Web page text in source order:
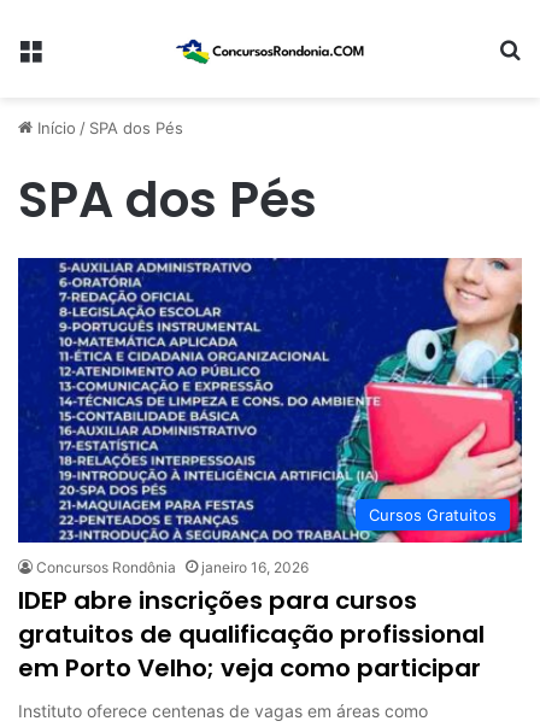
Menu
Início / SPA dos Pés
SPA dos Pés
Cursos Gratuitos
Concursos Rondônia janeiro 16, 2026
IDEP abre inscrições para cursos
gratuitos de qualificação profissional
em Porto Velho; veja como participar
Instituto oferece centenas de vagas em áreas como